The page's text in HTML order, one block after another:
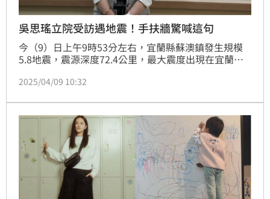
吳思瑤立院受訪遇地震！手扶牆驚喊這句
今（9）日上午9時53分左右，宜蘭縣蘇澳鎮發生規模
5.8地震，震源深度72.4公里，最大震度出現在宜蘭與
生時，民進黨立院黨團幹事長吳思瑤正在立法院受訪，
還好吧？幾級啊？」她也苦笑表示「這麼多鏡頭對著
我，就算害怕也要收斂一下」，隨後雙手合十祈禱「台
灣平安、台灣平安。」
2025/04/09 10:32